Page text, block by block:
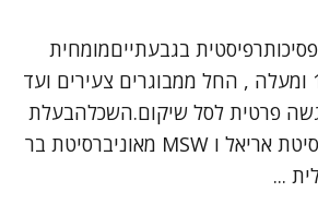
בגבעתייםמומחית
בטיפול נפשי מגיל 18 ומעלה , החל ממבוגרים צעירים ועד
פרטית לסל שיקום.השכלהבעלת
תואר BSW מאוניברסיטת אריאל ו MSW מאוניברסיטת בר
...